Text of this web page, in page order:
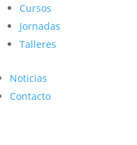
Cursos
Jornadas
Talleres
Noticias
Contacto